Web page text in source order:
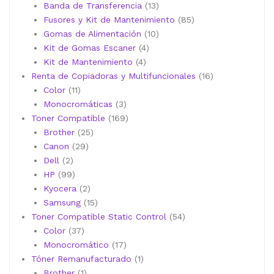
Banda de Transferencia 1313
productos
Fusores y Kit de Mantenimiento 8585
Gomas de Alimentación 1010
Kit de Gomas Escaner 44
Kit de Mantenimiento 44
productos
Renta de Copiadoras y Multifuncionales 1616
Color 1111
productos
Monocromáticas 33
productos
Toner Compatible 169169
Brother 2525
Canon 2929
Dell 22
productos
HP 9999
productos
Kyocera 22
productos
Samsung 1515
productos
Toner Compatible Static Control 5454
Color 3737
productos
Monocromático 1717
productos
Tóner Remanufacturado 11